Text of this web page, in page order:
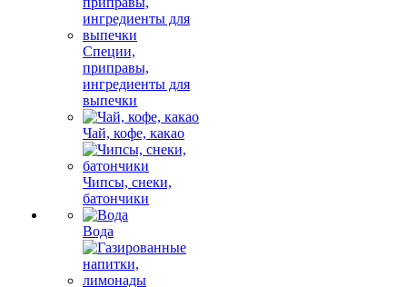
Специи,
приправы,
ингредиенты для
выпечки
Чай, кофе, какао
Чипсы, снеки,
батончики
Вода